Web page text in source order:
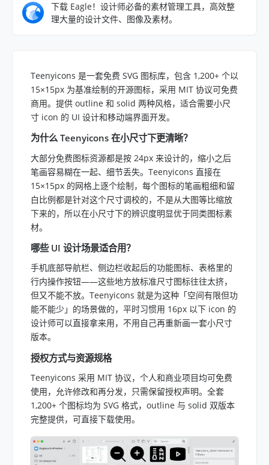
下载 Eagle！设计师必备的素材管理工具，高效整
理大量的设计文件、图像及素材。
Teenyicons 是一套免费 SVG 图标库，包含 1,200+ 个以
15×15px 为基准绘制的开源图标，采用 MIT 协议可免费
商用。提供 outline 和 solid 两种风格，适合需要小尺
寸 icon 的 UI 设计和移动端界面开发。
为什么 Teenyicons 在小尺寸下更清晰？
大部分免费图标资源都是按 24px 来设计的，缩小之后
笔画容易糊在一起、细节丢失。Teenyicons 直接在
15×15px 的网格上逐个绘制，每个图标的笔画粗细和留
白比例都是针对这个尺寸调校的，不是从大图等比缩放
下来的，所以在小尺寸下的辨识度明显优于同类图标素
材。
哪些 UI 设计场景适合用？
手机底部导航栏、侧边栏收起后的功能图标、表格里的
行内操作按钮——这些地方放标准尺寸图标往往太挤，
但又不能不放。Teenyicons 就是为这种「空间有限但功
能不能少」的场景做的，平时习惯用 16px 以下 icon 的
设计师可以直接拿来用，不用自己再重新画一套小尺寸
版本。
授权方式与资源规格
Teenyicons 采用 MIT 协议，个人和商业项目均可免费
使用，允许修改和再分发，只需保留授权声明。全套
1,200+ 个图标均为 SVG 格式，outline 与 solid 双版本
完整提供，可直接下载使用。